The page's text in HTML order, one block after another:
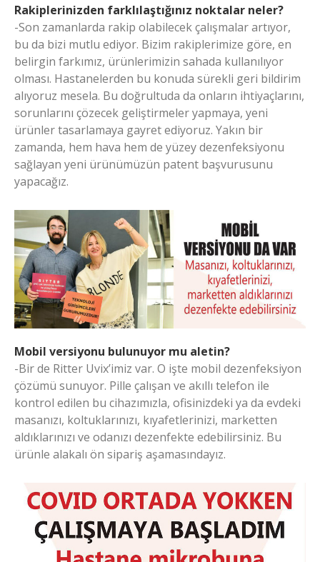
Rakiplerinizden farklılaştığınız noktalar neler?
-Son zamanlarda rakip olabilecek çalışmalar artıyor,
bu da bizi mutlu ediyor. Bizim rakiplerimize göre, en
belirgin farkımız, ürünlerimizin sahada kullanılıyor
olması. Hastanelerden bu konuda sürekli geri bildirim
alıyoruz mesela. Bu doğrultuda da onların ihtiyaçlarını,
sorunlarını çözecek geliştirmeler yapmaya, yeni
ürünler tasarlamaya gayret ediyoruz. Yakın bir
zamanda, hem hava hem de yüzey dezenfeksiyonu
sağlayan yeni ürünümüzün patent başvurusunu
yapacağız.
Mobil versiyonu bulunuyor mu aletin?
-Bir de Ritter Uvix’imiz var. O işte mobil dezenfeksiyon
çözümü sunuyor. Pille çalışan ve akıllı telefon ile
kontrol edilen bu cihazımızla, ofisinizdeki ya da evdeki
masanızı, koltuklarınızı, kıyafetlerinizi, marketten
aldıklarınızı ve odanızı dezenfekte edebilirsiniz. Bu
ürünle alakalı ön sipariş aşamasındayız.